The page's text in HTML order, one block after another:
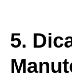
5.